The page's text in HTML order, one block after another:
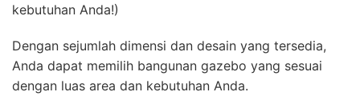
kebutuhan Anda!)
Dengan sejumlah dimensi dan desain yang tersedia,
Anda dapat memilih bangunan gazebo yang sesuai
dengan luas area dan kebutuhan Anda.